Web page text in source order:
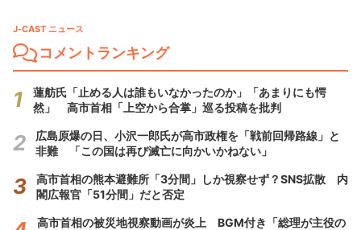
J-CAST ニュース
コメントランキング
蓮舫氏「止める人は誰もいなかったのか」「あまりにも愕
然」 高市首相「上空から合掌」巡る投稿を批判
広島原爆の日、小沢一郎氏が高市政権を「戦前回帰路線」と
非難 「この国は再び滅亡に向かいかねない」
高市首相の熊本避難所「3分間」しか視察せず？SNS拡散 内
閣広報官「51分間」だと否定
高市首相の被災地視察動画が炎上 BGM付き「総理が主役の